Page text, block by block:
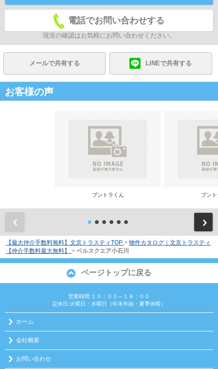
電話でお問い合わせする
現況の確認はお気軽にお問い合わせください。
メールで共有する LINEで共有する
お客様の声
ブントラくん ブン
【最大仲介手数料無料】文京トラスティTOP > 物件カタログ｜文京トラスティ
【仲介手数料最大無料】
> ベルスクエア小石川
ページトップに戻る
営業時間:１０：００～１８：００
定休日:火曜日・水曜日（年末年始・夏季休暇）
ホーム
会社概要
お問い合わせ